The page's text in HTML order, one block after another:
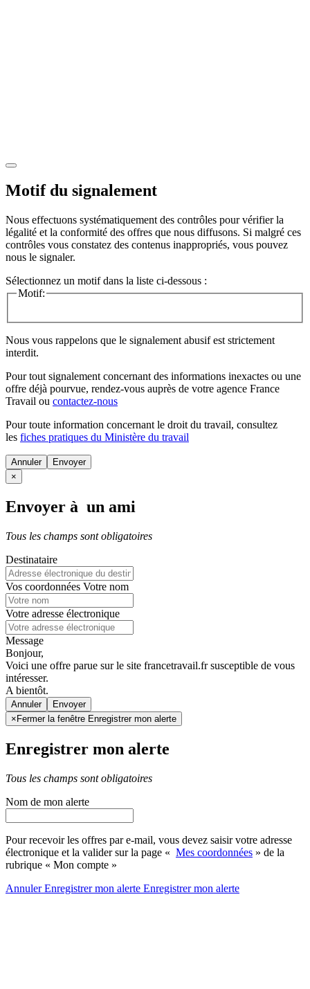
Motif du signalement
Nous effectuons systématiquement des contrôles pour vérifier la
légalité et la conformité des offres que nous diffusons. Si malgré ces
contrôles vous constatez des contenus inappropriés, vous pouvez
nous le signaler.
Sélectionnez un motif dans la liste ci-dessous :
Motif:
Nous vous rappelons que le signalement abusif est strictement
interdit.
Pour tout signalement concernant des informations inexactes ou une
offre déjà pourvue, rendez-vous auprès de votre agence France
Travail ou contactez-nous
Pour toute information concernant le droit du travail, consultez
les fiches pratiques du Ministère du travail
Annuler
×
Envoyer à un ami
Tous les champs sont obligatoires
Destinataire
Vos coordonnées Votre nom
Votre adresse électronique
Message
Bonjour,
Voici une offre parue sur le site francetravail.fr susceptible de vous
intéresser.
A bientôt.
Annuler
× Fermer la fenêtre Enregistrer mon alerte
Enregistrer mon alerte
Tous les champs sont obligatoires
Nom de mon alerte
Pour recevoir les offres par e-mail, vous devez saisir votre adresse
électronique et la valider sur la page « Mes coordonnées » de la
rubrique « Mon compte »
AnnulerEnregistrer mon alerte Enregistrermon alerte